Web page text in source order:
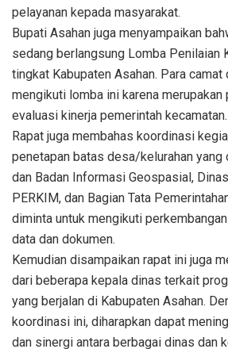
pelayanan kepada masyarakat.
Bupati Asahan juga menyampaikan
sedang berlangsung Lomba Penilaian
tingkat Kabupaten Asahan. Para
mengikuti lomba ini karena merupakan
evaluasi kinerja pemerintah kecamatan.
Rapat juga membahas koordinasi
penetapan batas desa/kelurahan
dan Badan Informasi Geospasial,
PERKIM, dan Bagian Tata
diminta untuk mengikuti
data dan dokumen.
Kemudian disampaikan rapat ini juga
dari beberapa kepala dinas terkait
yang berjalan di Kabupaten Asahan.
koordinasi ini, diharapkan dapat
dan sinergi antara berbagai dinas dan